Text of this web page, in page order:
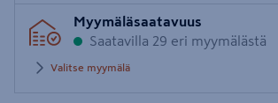
postinumero
Myymäläsaatavuus
Saatavilla 29 eri myymälästä
Valitse myymälä